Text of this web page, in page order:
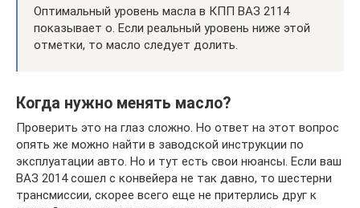
Оптимальный уровень масла в КПП ВАЗ 2114
показывает о. Если реальный уровень ниже этой
отметки, то масло следует долить.
Когда нужно менять масло?
Проверить это на глаз сложно. Но ответ на этот вопрос
опять же можно найти в заводской инструкции по
эксплуатации авто. Но и тут есть свои нюансы. Если ваш
ВАЗ 2014 сошел с конвейера не так давно, то шестерни
трансмиссии, скорее всего еще не притерлись друг к